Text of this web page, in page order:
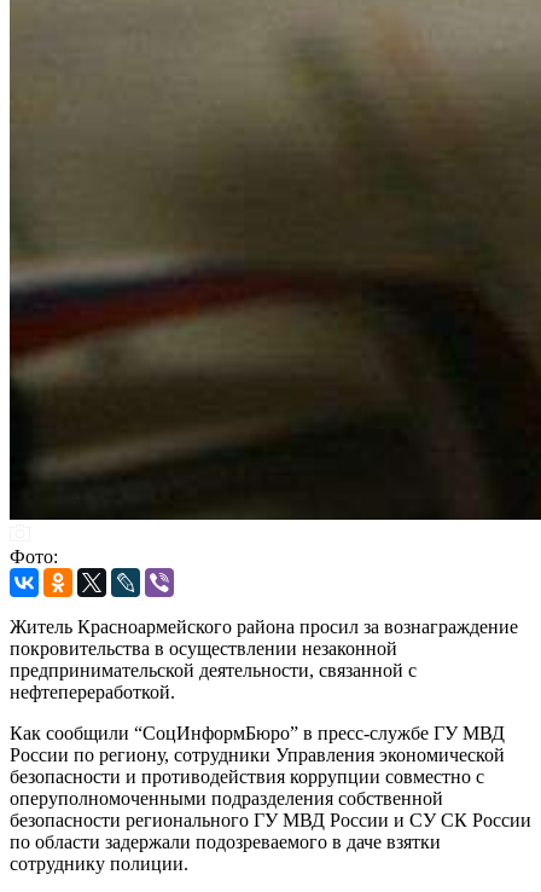
Фото:
Житель Красноармейского района просил за вознаграждение
покровительства в осуществлении незаконной
предпринимательской деятельности, связанной с
нефтепереработкой.
Как сообщили “СоцИнформБюро” в пресс-службе ГУ МВД
России по региону, сотрудники Управления экономической
безопасности и противодействия коррупции совместно с
оперуполномоченными подразделения собственной
безопасности регионального ГУ МВД России и СУ СК России
по области задержали подозреваемого в даче взятки
сотруднику полиции.